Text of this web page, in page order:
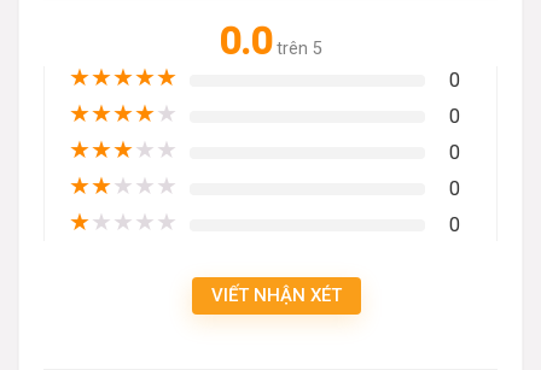
0.0 trên 5
★★★★★ 0
★★★★★ 0
★★★★★ 0
★★★★★ 0
★★★★★ 0
VIẾT NHẬN XÉT